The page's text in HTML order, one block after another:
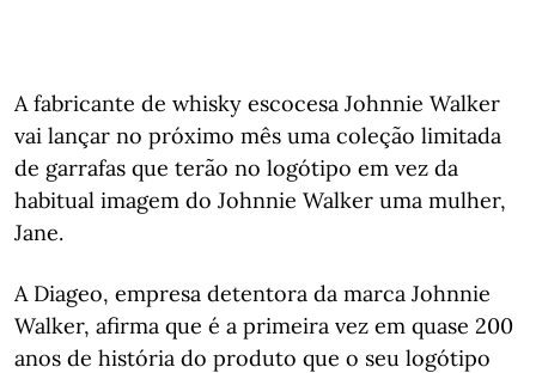
A fabricante de whisky escocesa Johnnie Walker
vai lançar no próximo mês uma coleção limitada
de garrafas que terão no logótipo em vez da
habitual imagem do Johnnie Walker uma mulher,
Jane.
A Diageo, empresa detentora da marca Johnnie
Walker, afirma que é a primeira vez em quase 200
anos de história do produto que o seu logótipo